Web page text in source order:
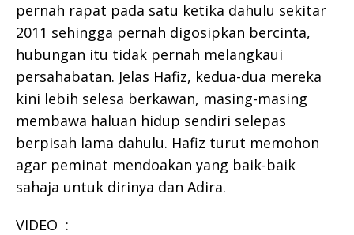
pernah rapat pada satu ketika dahulu sekitar
2011 sehingga pernah digosipkan bercinta,
hubungan itu tidak pernah melangkaui
persahabatan. Jelas Hafiz, kedua-dua mereka
kini lebih selesa berkawan, masing-masing
membawa haluan hidup sendiri selepas
berpisah lama dahulu. Hafiz turut memohon
agar peminat mendoakan yang baik-baik
sahaja untuk dirinya dan Adira.
VIDEO :